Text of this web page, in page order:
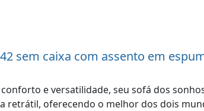
sem caixa com assento em
e versatilidade, seu sofá dos
retrátil, oferecendo o melhor dos dois